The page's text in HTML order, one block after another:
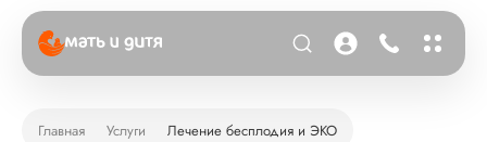
Главная Услуги Лечение бесплодия и ЭКО